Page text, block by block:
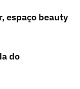
espaço beauty
do